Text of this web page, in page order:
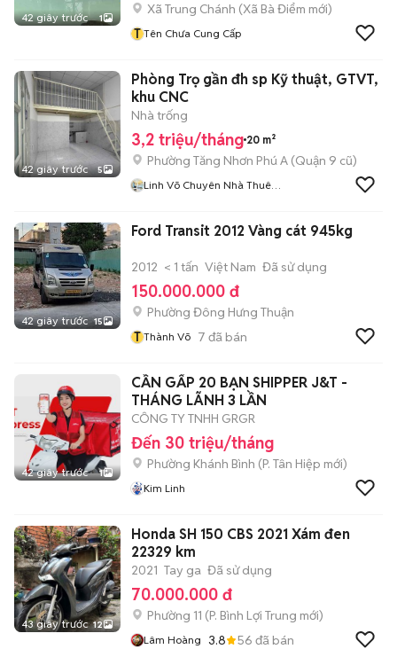
42 giây trước 1
Xã Trung Chánh (Xã Bà Điểm mới)
T Tên Chưa Cung Cấp
42 giây trước 5
Phòng Trọ gần đh sp Kỹ thuật, GTVT,
khu CNC
Nhà trống
3,2 triệu/tháng 20 m²
Phường Tăng Nhơn Phú A (Quận 9 cũ)
Linh Võ Chuyên Nhà Thuê
42 giây trước 15
Ford Transit 2012 Vàng cát 945kg
2012 < 1 tấn Việt Nam Đã sử dụng
150.000.000 đ
Phường Đông Hưng Thuận
T Thành Võ 7 đã bán
42 giây trước 1
CẦN GẤP 20 BẠN SHIPPER J&T -
THÁNG LÃNH 3 LẦN
CÔNG TY TNHH GRGR
Đến 30 triệu/tháng
Phường Khánh Bình (P. Tân Hiệp mới)
Kim Linh
43 giây trước 12
Honda SH 150 CBS 2021 Xám đen
22329 km
2021 Tay ga Đã sử dụng
70.000.000 đ
Phường 11 (P. Bình Lợi Trung mới)
Lâm Hoàng 3.8 56 đã bán